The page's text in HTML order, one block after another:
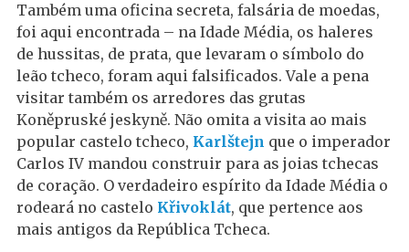
Também uma oficina secreta, falsária de moedas,
foi aqui encontrada – na Idade Média, os haleres
de hussitas, de prata, que levaram o símbolo do
leão tcheco, foram aqui falsificados. Vale a pena
visitar também os arredores das grutas
Koněpruské jeskyně. Não omita a visita ao mais
popular castelo tcheco, Karlštejn que o imperador
Carlos IV mandou construir para as joias tchecas
de coração. O verdadeiro espírito da Idade Média o
rodeará no castelo Křivoklát, que pertence aos
mais antigos da República Tcheca.